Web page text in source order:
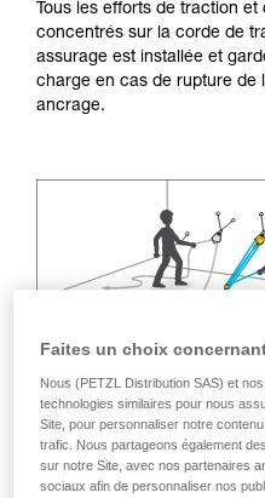
la manipulation,
de la reproduire en
Nous donnons des
liées à votre
Tous les efforts de traction
concentrés sur la corde de
assurage est installée et
charge en cas de rupture de
ancrage.
Faites un choix
Nous (PETZL Distribution SAS) et
technologies similaires pour nous
Site, pour personnaliser notre
trafic. Nous partageons également
sur notre Site, avec nos partenaires
sociaux afin de personnaliser nos